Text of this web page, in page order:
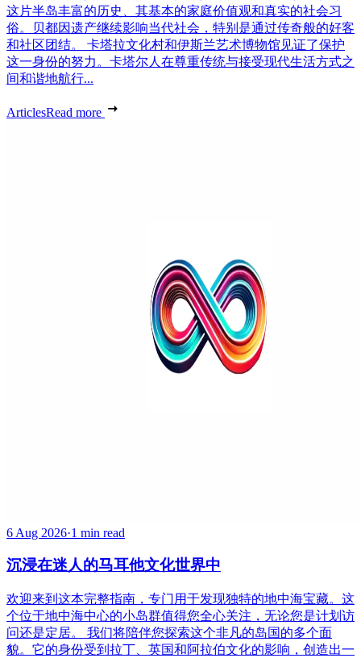
这片半岛丰富的历史、其基本的家庭价值观和真实的社会习
俗。贝都因遗产继续影响当代社会，特别是通过传奇般的好客
和社区团结。 卡塔拉文化村和伊斯兰艺术博物馆见证了保护
这一身份的努力。卡塔尔人在尊重传统与接受现代生活方式之
间和谐地航行...
ArticlesRead more
6 Aug 2026·1 min read
沉浸在迷人的马耳他文化世界中
欢迎来到这本完整指南，专门用于发现独特的地中海宝藏。这
个位于地中海中心的小岛群值得您全心关注，无论您是计划访
问还是定居。 我们将陪伴您探索这个非凡的岛国的多个面
貌。它的身份受到拉丁、英国和阿拉伯文化的影响，创造出一